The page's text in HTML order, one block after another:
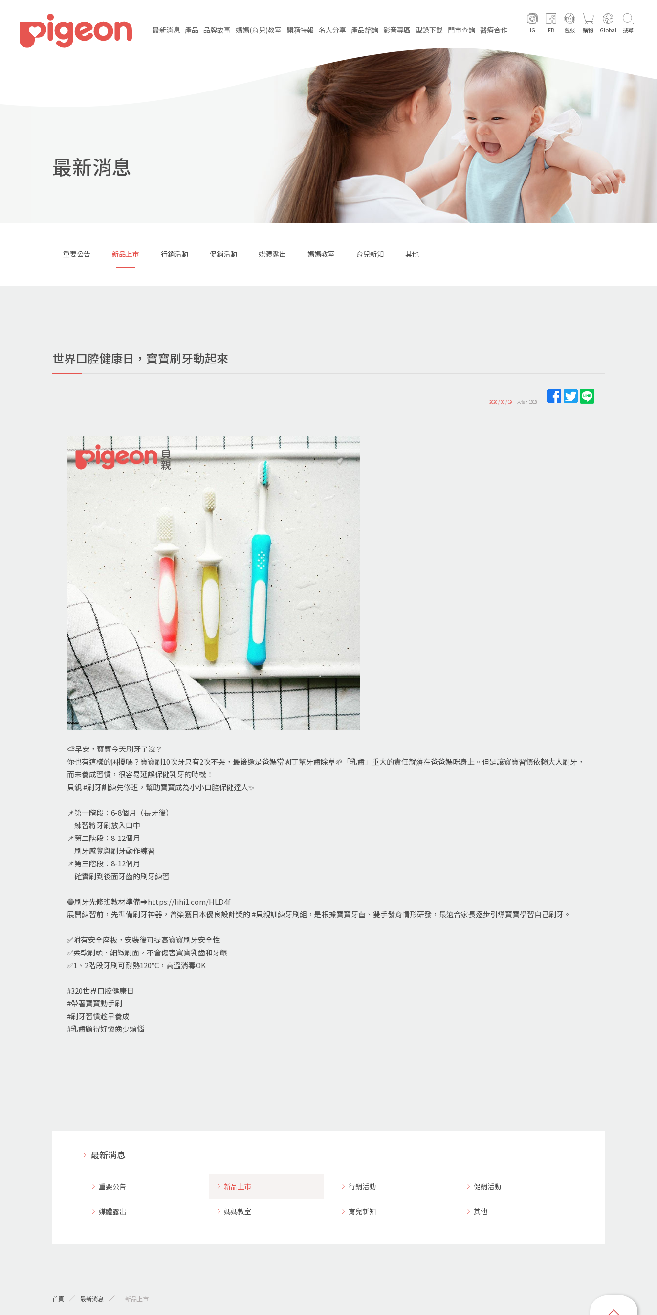
最新消息 產品 品牌故事 媽媽(育兒)教室 開箱特報 名人分享 產品諮詢 影音專區 型錄下載 門市查詢 醫療合作 IG FB 客服 購物 Global 搜尋
最新消息
重要公告 新品上市 行銷活動 促銷活動 媒體露出 媽媽教室 育兒新知 其他
世界口腔健康日，寶寶刷牙動起來
2020 / 03 / 19 人氣：1818
⛅早安，寶寶今天刷牙了沒？
你也有這樣的困擾嗎？寶寶刷10次牙只有2次不哭，最後還是爸媽當園丁幫牙齒除草🌱「乳齒」重大的責任就落在爸爸媽咪身上。但是讓寶寶習慣依賴大人刷牙，
而未養成習慣，很容易延誤保健乳牙的時機！
貝親 #刷牙訓練先修班，幫助寶寶成為小小口腔保健達人✨
📌第一階段：6-8個月（長牙後）
練習將牙刷放入口中
📌第二階段：8-12個月
刷牙感覺與刷牙動作練習
📌第三階段：8-12個月
確實刷到後面牙齒的刷牙練習
🔵刷牙先修班教材準備➡https://lihi1.com/HLD4f
展開練習前，先準備刷牙神器，曾榮獲日本優良設計獎的 #貝親訓練牙刷組，是根據寶寶牙齒、雙手發育情形研發，最適合家長逐步引導寶寶學習自己刷牙。
✅附有安全座板，安裝後可提高寶寶刷牙安全性
✅柔軟刷頭、細緻刷面，不會傷害寶寶乳齒和牙齦
✅1、2階段牙刷可耐熱120°C，高溫消毒OK
#320世界口腔健康日
#帶著寶寶動手刷
#刷牙習慣趁早養成
#乳齒顧得好恆齒少煩惱
最新消息
重要公告 新品上市 行銷活動 促銷活動
媒體露出 媽媽教室 育兒新知 其他
首頁 最新消息 > 新品上市
回